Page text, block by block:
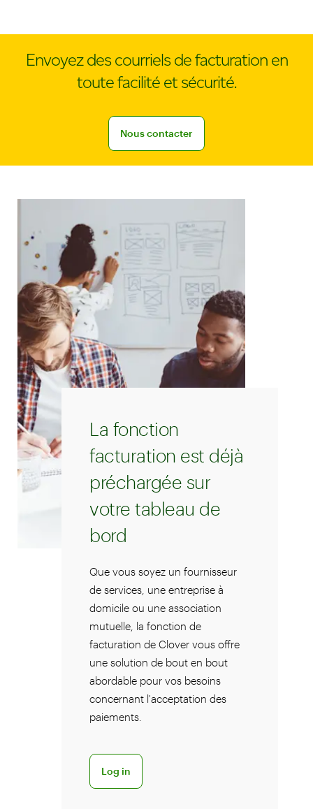
Envoyez des courriels de facturation en
toute facilité et sécurité.
Nous contacter
Nous contacter
La fonction
facturation est déjà
préchargée sur
votre tableau de
bord
Que vous soyez un fournisseur
de services, une entreprise à
domicile ou une association
mutuelle, la fonction de
facturation de Clover vous offre
une solution de bout en bout
abordable pour vos besoins
concernant l'acceptation des
paiements.
Log in
Connexion - Terminal virtuel